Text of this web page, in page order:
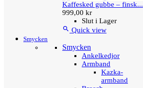
Kaffesked gubbe – finsk...
999,00 kr
Slut i Lager
 Quick view
Smycken
Smycken
Ankelkedjor
Armband
Kazka-
armband